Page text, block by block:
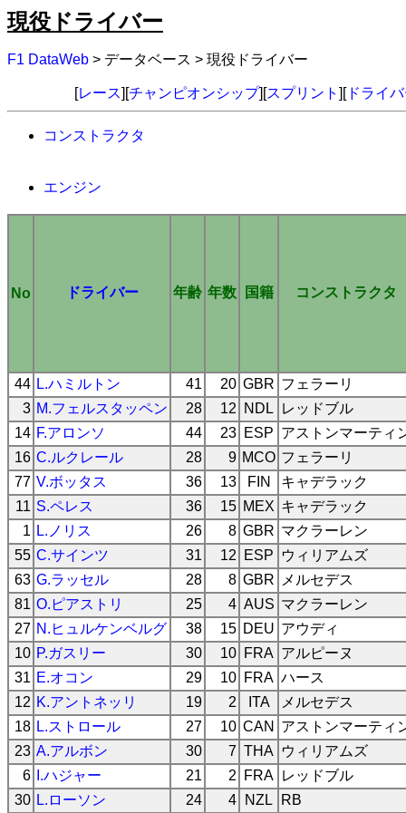
現役ドライバー
F1 DataWeb > データベース > 現役ドライバー
[レース][チャンピオンシップ][スプリント ][ドライ
コンストラクタ
エンジン
No ドライバー 年齢 年数 国籍 コンストラクタ
44 L.ハミルトン 41 20 GBR フェラーリ
3 M.フェルスタッペン 28 12 NDL
レッドブル
14 F.アロンソ 44 23 ESP アストンマーティ
16 C.ルクレール 28 9 MCO フェラーリ
77 V.ボッタス 36 13 FIN
キャデラック
11 S.ペレス 36 15 MEX キャデラック
1 L.ノリス 26 8 GBR マクラーレン
55 C.サインツ 31 12 ESP
ウィリアムズ
63 G.ラッセル 28 8 GBR
メルセデス
81 O.ピアストリ 25 4 AUS マクラーレン
27 N.ヒュルケンベルグ 38 15 DEU アウディ
10 P.ガスリー 30 10 FRA アルピーヌ
31 E.オコン 29 10 FRA ハース
12 K.アントネッリ 19 2 ITA
メルセデス
18 L.ストロール 27 10 CAN
アストンマーティ
23 A.アルボン 30 7 THA ウィリアムズ
6
I.ハジャー 21 2 FRA レッドブル
30 L.ローソン 24 4 NZL
RB